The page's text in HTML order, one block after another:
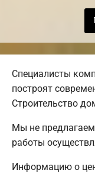
Специалисты
построят
Строительство
Мы не
работы
Информацию о